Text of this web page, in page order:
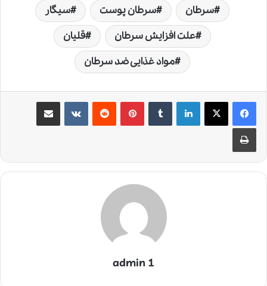
سرطان
سرطان پوست
سیگار
علت افزایش سرطان
قلیان
مواد غذایی ضد سرطان
لینکدین ‫تامبلر ‫پین‌ترست‫رددیت ‫VKontakteاشتراک گذاری از طریق ایمیل
چاپ
admin 1